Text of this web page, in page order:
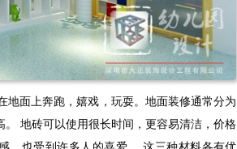
面上奔跑，嬉戏，玩耍。地面装修通常分为
地砖可以使用很长时间，更容易清洁，价格
，也受到许多人的喜爱。 这三种材料各有优